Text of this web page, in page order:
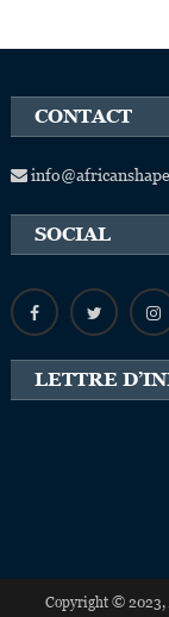
CONTACT
SOCIAL
LETTRE
Copyright © 2023,